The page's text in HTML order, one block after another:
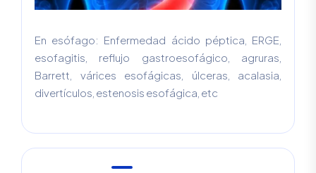
En esófago: Enfermedad ácido péptica, ERGE,
esofagitis, reflujo gastroesofágico, agruras,
Barrett, várices esofágicas, úlceras, acalasia,
divertículos, estenosis esofágica, etc